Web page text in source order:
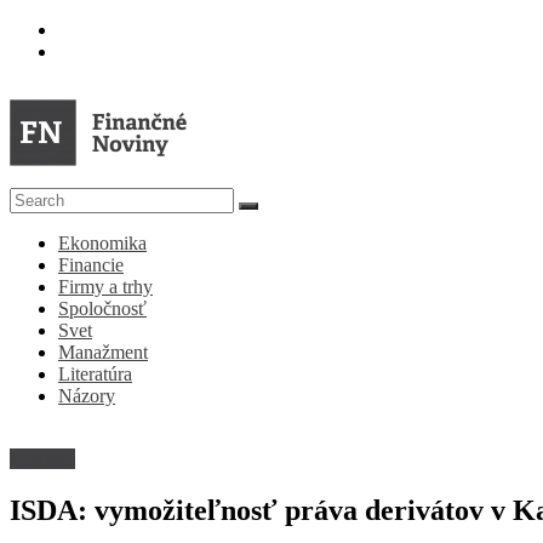
Skip
FN
Finančné
Noviny
Denník
ekonomike
spoločnosti
Ekonomika
Financie
Firmy a trhy
Spoločnosť
Svet
Manažment
Literatúra
Názory
ISDA: vymožiteľnosť práva derivátov v